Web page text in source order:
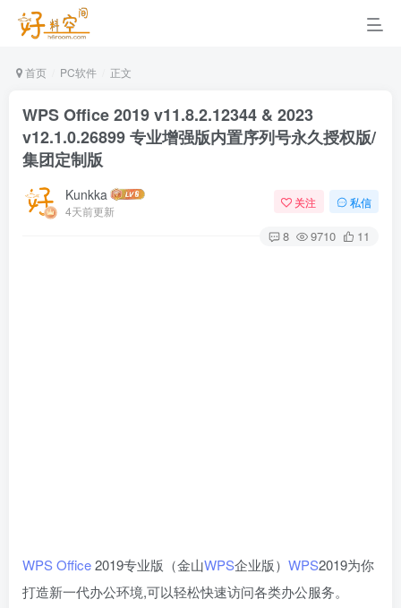
首页 PC软件 正文
WPS Office 2019 v11.8.2.12344 & 2023
v12.1.0.26899 专业增强版内置序列号永久授权版/
集团定制版
Kunkka
4天前更新
关注 私信
8 9710 11
WPSOffice2019专业版（金山WPS企业版） WPS2019为你
打造新一代办公环境,可以轻松快速访问各类办公服务。